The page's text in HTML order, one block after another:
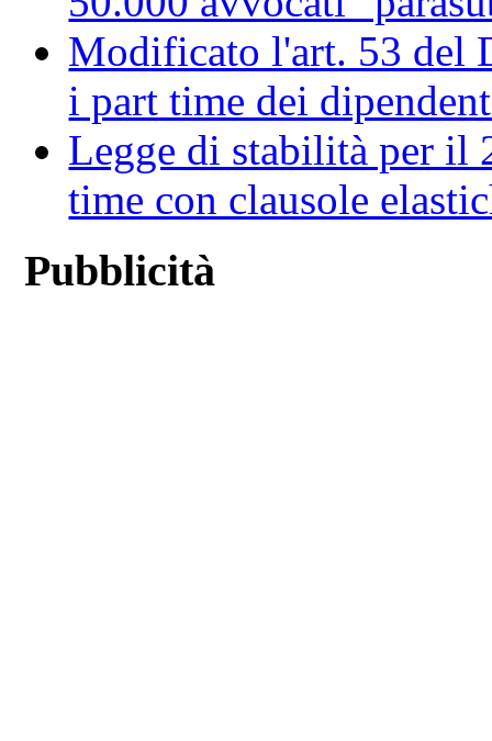
Modificato l'art. 53 del
i part time dei
Legge di stabilità per il
time con clausole
Pubblicità